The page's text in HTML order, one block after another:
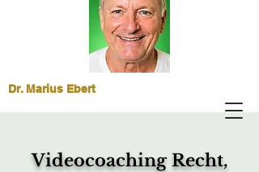
Dr. Marius Ebert
Videocoaching Recht,